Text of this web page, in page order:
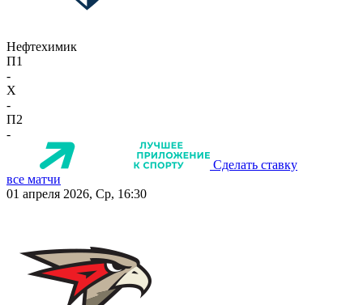
Нефтехимик
П1
-
X
-
П2
-
Сделать ставку
все матчи
01 апреля 2026, Ср, 16:30